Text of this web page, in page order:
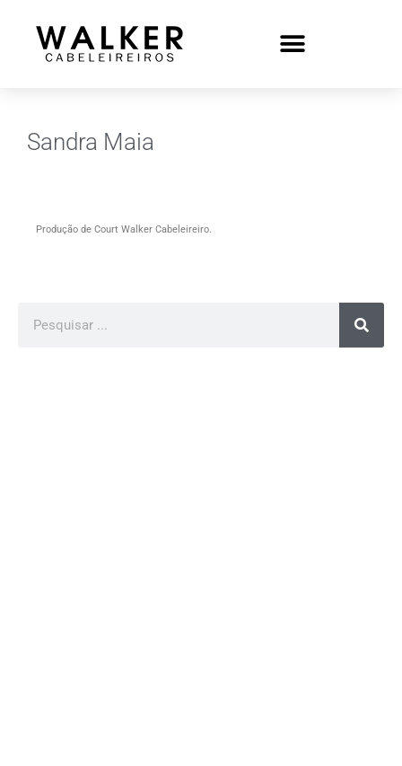
Sandra Maia
Produção de Court Walker Cabeleireiro.